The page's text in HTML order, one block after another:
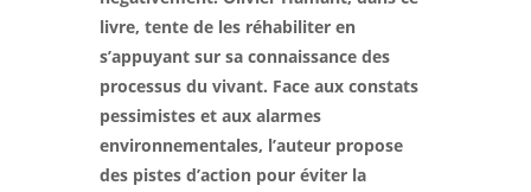
livre, tente de les réhabiliter en
s’appuyant sur sa connaissance des
processus du vivant. Face aux constats
pessimistes et aux alarmes
environnementales, l’auteur propose
des pistes d’action pour éviter la